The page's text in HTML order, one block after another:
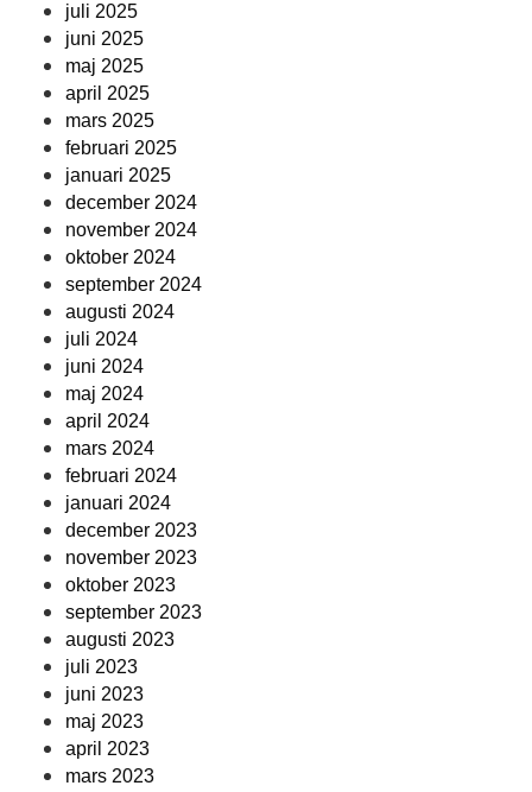
juli 2025
juni 2025
maj 2025
april 2025
mars 2025
februari 2025
januari 2025
december 2024
november 2024
oktober 2024
september 2024
augusti 2024
juli 2024
juni 2024
maj 2024
april 2024
mars 2024
februari 2024
januari 2024
december 2023
november 2023
oktober 2023
september 2023
augusti 2023
juli 2023
juni 2023
maj 2023
april 2023
mars 2023